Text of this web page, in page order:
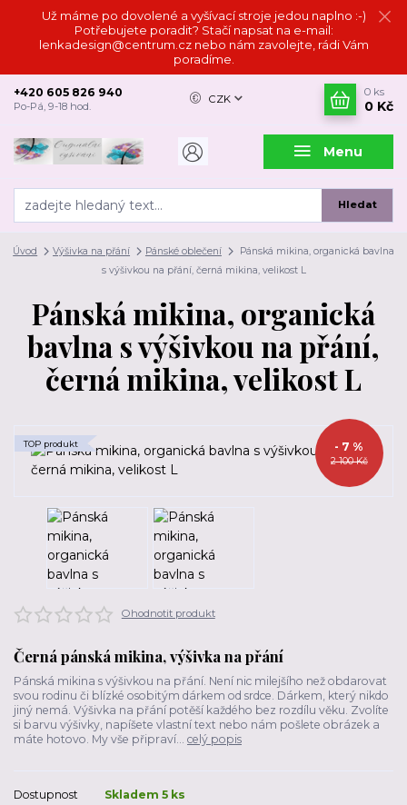
Už máme po dovolené a vyšívací stroje jedou naplno :-)
Potřebujete poradit? Stačí napsat na e-mail:
lenkadesign@centrum.cz nebo nám zavolejte, rádi Vám
poradíme.
Menu
CZK
Hledat
+420 605 826 940
Po-Pá, 9-18 hod.
0 ks
0 Kč
Úvod Výšivka na přání Pánské oblečení
Pánská mikina, organická bavlna
s výšivkou na přání, černá mikina, velikost L
Pánská mikina, organická
bavlna s výšivkou na přání,
černá mikina, velikost L
TOP produkt
2 100 Kč
- 7 %
Ohodnotit produkt
Černá pánská mikina, výšivka na přání
Pánská mikina s výšivkou na přání. Není nic milejšího než obdarovat
svou rodinu či blízké osobitým dárkem od srdce. Dárkem, který nikdo
jiný nemá. Výšivka na přání potěší každého bez rozdílu věku. Zvolíte
si barvu výšivky, napíšete vlastní text nebo nám pošlete obrázek a
máte hotovo. My vše připraví... celý popis
Dostupnost
Skladem 5 ks